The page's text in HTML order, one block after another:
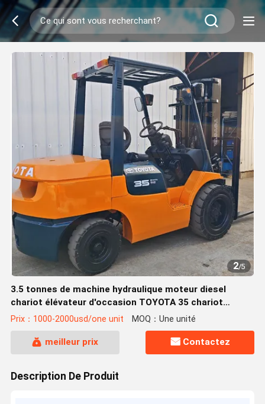
2/5
3.5 tonnes de machine hydraulique moteur diesel
chariot élévateur d'occasion TOYOTA 35 chariot
élévateur
Prix：1000-2000usd/one unit MOQ：Une unité
meilleur prix Contactez
Description De Produit